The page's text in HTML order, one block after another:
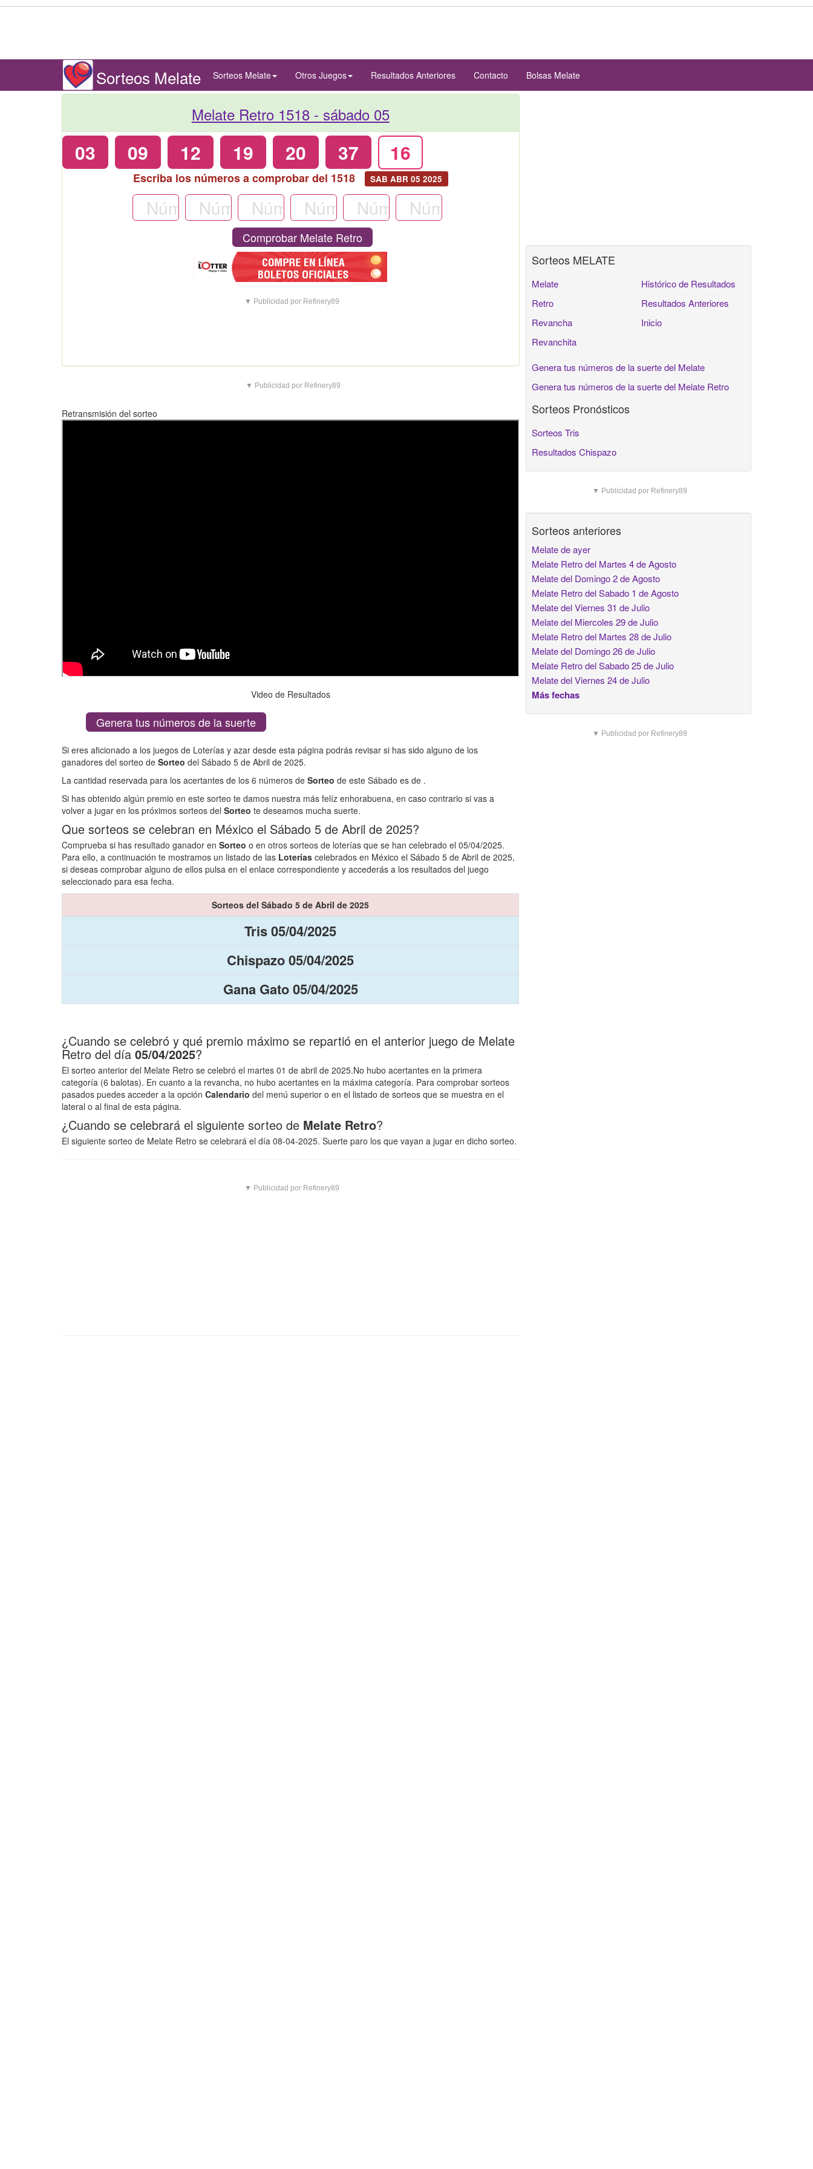
Sorteos Melate Sorteos Melate Otros Juegos Resultados Anteriores Contacto Bolsas Melate
Melate Retro 1518 - sábado 05
03 09 12 19 20 37 16
Escriba los números a comprobar del 1518 SAB ABR 05 2025
Comprobar Melate Retro
▼ Publicidad por Refinery89
▼ Publicidad por Refinery89
Retransmisión del sorteo
Video de Resultados
Genera tus números de la suerte
Si eres aficionado a los juegos de Loterías y azar desde esta página podrás revisar si has sido alguno de los
ganadores del sorteo de Sorteo del Sábado 5 de Abril de 2025.
La cantidad reservada para los acertantes de los 6 números de Sorteo de este Sábado es de .
Si has obtenido algún premio en este sorteo te damos nuestra más felíz enhorabuena, en caso contrario si vas a
volver a jugar en los próximos sorteos del Sorteo te deseamos mucha suerte.
Que sorteos se celebran en México el Sábado 5 de Abril de 2025?
Comprueba si has resultado ganador en Sorteo o en otros sorteos de loterías que se han celebrado el 05/04/2025.
Para ello, a continuación te mostramos un listado de las Loterías celebrados en México el Sábado 5 de Abril de 2025,
si deseas comprobar alguno de ellos pulsa en el enlace correspondiente y accederás a los resultados del juego
seleccionado para esa fecha.
Sorteos del Sábado 5 de Abril de 2025
Tris 05/04/2025
Chispazo 05/04/2025
Gana Gato 05/04/2025
¿Cuando se celebró y qué premio máximo se repartió en el anterior juego de Melate
Retro del día 05/04/2025?
El sorteo anterior del Melate Retro se celebró el martes 01 de abril de 2025.No hubo acertantes en la primera
categoría (6 balotas). En cuanto a la revancha, no hubo acertantes en la máxima categoría. Para comprobar sorteos
pasados puedes acceder a la opción Calendario del menú superior o en el listado de sorteos que se muestra en el
lateral o al final de esta página.
¿Cuando se celebrará el siguiente sorteo de Melate Retro?
El siguiente sorteo de Melate Retro se celebrará el día 08-04-2025. Suerte paro los que vayan a jugar en dicho sorteo.
▼ Publicidad por Refinery89
Sorteos MELATE
Melate
Retro
Revancha
Revanchita
Histórico de Resultados
Resultados Anteriores
Inicio
Genera tus números de la suerte del Melate
Genera tus números de la suerte del Melate Retro
Sorteos Pronósticos
Sorteos Tris
Resultados Chispazo
▼ Publicidad por Refinery89
Sorteos anteriores
Melate de ayer
Melate Retro del Martes 4 de Agosto
Melate del Domingo 2 de Agosto
Melate Retro del Sabado 1 de Agosto
Melate del Viernes 31 de Julio
Melate del Miercoles 29 de Julio
Melate Retro del Martes 28 de Julio
Melate del Domingo 26 de Julio
Melate Retro del Sabado 25 de Julio
Melate del Viernes 24 de Julio
Más fechas
▼ Publicidad por Refinery89